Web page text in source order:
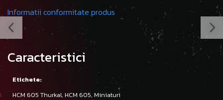
Informatii conformitate produs
Caracteristici
Etichete:
HCM 605 Thurkal, HCM 605, Miniaturi